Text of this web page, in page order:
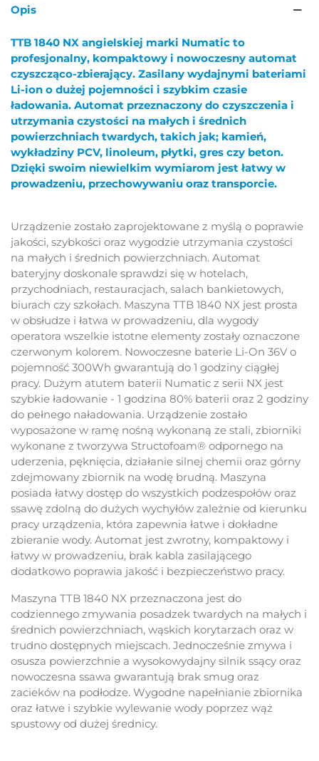
Opis
TTB 1840 NX angielskiej marki Numatic to
profesjonalny, kompaktowy i nowoczesny automat
czyszcząco-zbierający. Zasilany wydajnymi bateriami
Li-ion o dużej pojemności i szybkim czasie
ładowania. Automat przeznaczony do czyszczenia i
utrzymania czystości na małych i średnich
powierzchniach twardych, takich jak; kamień,
wykładziny PCV, linoleum, płytki, gres czy beton.
Dzięki swoim niewielkim wymiarom jest łatwy w
prowadzeniu, przechowywaniu oraz transporcie.
Urządzenie zostało zaprojektowane z myślą o poprawie
jakości, szybkości oraz wygodzie utrzymania czystości
na małych i średnich powierzchniach. Automat
bateryjny doskonale sprawdzi się w hotelach,
przychodniach, restauracjach, salach bankietowych,
biurach czy szkołach. Maszyna TTB 1840 NX jest prosta
w obsłudze i łatwa w prowadzeniu, dla wygody
operatora wszelkie istotne elementy zostały oznaczone
czerwonym kolorem. Nowoczesne baterie Li-On 36V o
pojemność 300Wh gwarantują do 1 godziny ciągłej
pracy. Dużym atutem baterii Numatic z serii NX jest
szybkie ładowanie - 1 godzina 80% baterii oraz 2 godziny
do pełnego naładowania. Urządzenie zostało
wyposażone w ramę nośną wykonaną ze stali, zbiorniki
wykonane z tworzywa Structofoam® odpornego na
uderzenia, pęknięcia, działanie silnej chemii oraz górny
zdejmowany zbiornik na wodę brudną. Maszyna
posiada łatwy dostęp do wszystkich podzespołów oraz
ssawę zdolną do dużych wychyłów zależnie od kierunku
pracy urządzenia, która zapewnia łatwe i dokładne
zbieranie wody. Automat jest zwrotny, kompaktowy i
łatwy w prowadzeniu, brak kabla zasilającego
dodatkowo poprawia jakość i bezpieczeństwo pracy.
Maszyna TTB 1840 NX przeznaczona jest do
codziennego zmywania posadzek twardych na małych i
średnich powierzchniach, wąskich korytarzach oraz w
trudno dostępnych miejscach. Jednocześnie zmywa i
osusza powierzchnie a wysokowydajny silnik ssący oraz
nowoczesna ssawa gwarantują brak smug oraz
zacieków na podłodze. Wygodne napełnianie zbiornika
oraz łatwe i szybkie wylewanie wody poprzez wąż
spustowy od dużej średnicy.